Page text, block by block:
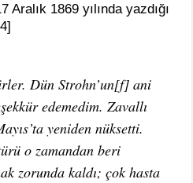
Aralık 1869 yılında yazdığı
Dün Strohn’un[f] ani
edemedim. Zavallı
yeniden nüksetti.
o zamandan beri
zorunda kaldı; çok hasta